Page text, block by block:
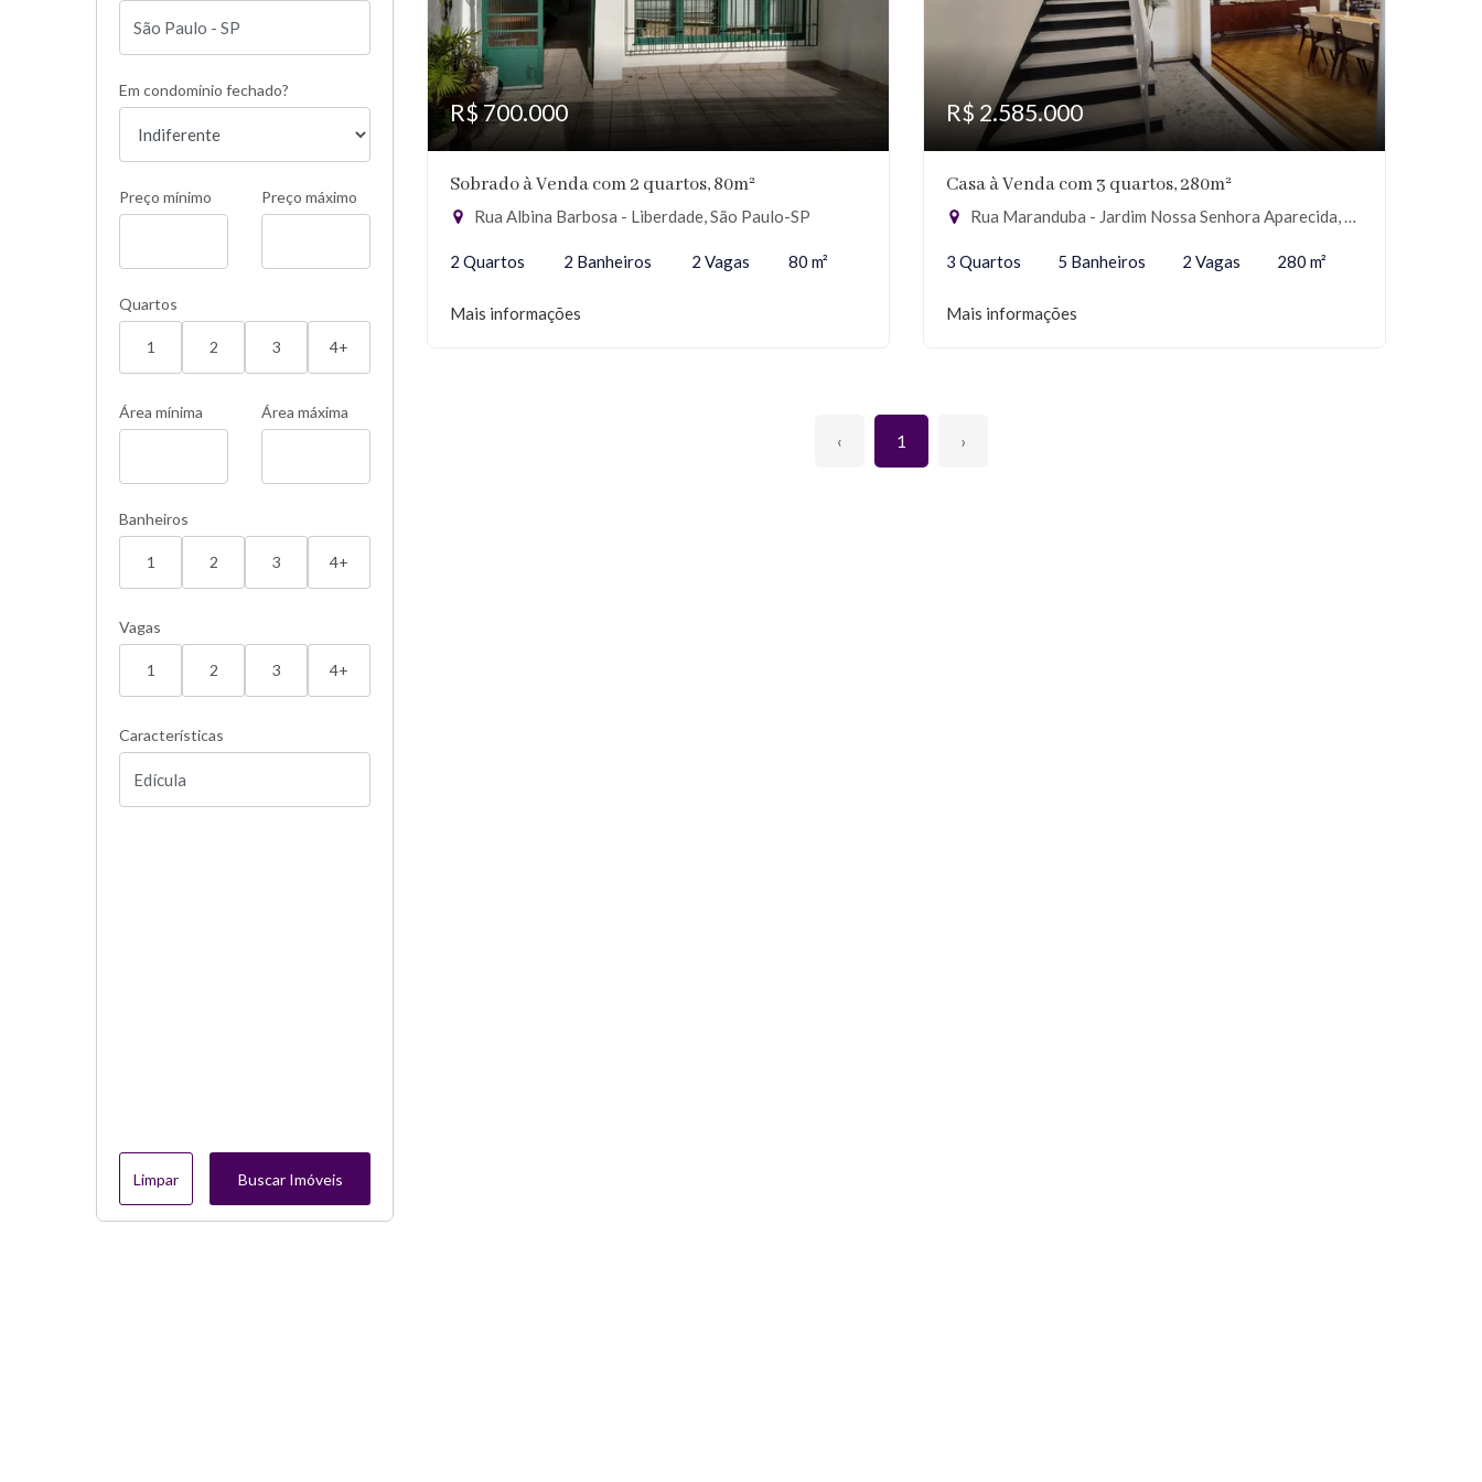
Em condomínio fechado?
Preço mínimo Preço máximo
Quartos
1 2 3 4+
Área mínima Área máxima
Banheiros
1 2 3 4+
Vagas
1 2 3 4+
Características
Limpar Buscar Imóveis
R$ 700.000
Sobrado à Venda com 2 quartos, 80m²
Rua Albina Barbosa - Liberdade, São Paulo-SP
2 Quartos 2 Banheiros 2 Vagas 80 m²
Mais informações
R$ 2.585.000
Casa à Venda com 3 quartos, 280m²
Rua Maranduba - Jardim Nossa Senhora Aparecida, São Paulo-SP
3 Quartos 5 Banheiros 2 Vagas 280 m²
Mais informações
‹ 1 ›